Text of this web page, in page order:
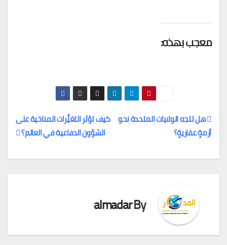
معجب بهذه:
تصفّح
المقالات
كيف تؤثر التغيُّرات المناخية على
الشؤون الدفاعية في العالم؟
هل تتجه الولايات المتحدة نحو
أزمةٍ عقاريةٍ؟
By
almadar